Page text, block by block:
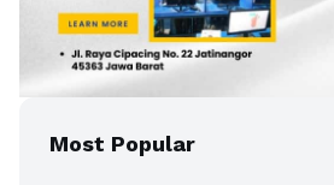
Most Popular